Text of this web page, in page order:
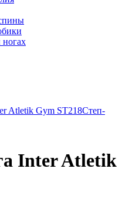
ногах
Atletik Gym ST218Степ-
Inter Atletik